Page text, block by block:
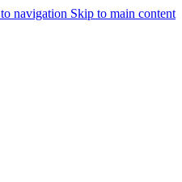
navigation Skip to main content